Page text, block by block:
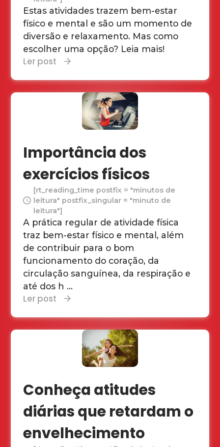
Estas atividades trazem bem-estar
físico e mental e são um momento de
diversão e relaxamento. Mas como
escolher uma opção? Leia mais!
Ler post
Importância dos
exercícios físicos
[rt_reading_time postfix = "minutos de
leitura" postfix_singular = "minuto de
leitura"]
A prática regular de atividade física
traz bem-estar físico e mental, além
de contribuir para o bom
funcionamento do coração, da
circulação sanguínea, da respiração e
até dos h ...
Ler post
Conheça atitudes
diárias que retardam o
envelhecimento